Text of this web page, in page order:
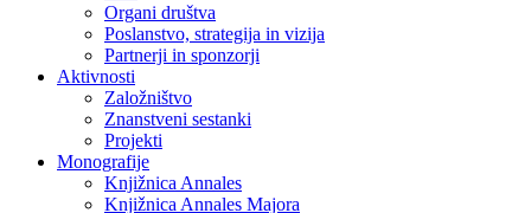
Organi društva
Poslanstvo, strategija in vizija
Partnerji in sponzorji
Aktivnosti
Založništvo
Znanstveni sestanki
Projekti
Monografije
Knjižnica Annales
Knjižnica Annales Majora